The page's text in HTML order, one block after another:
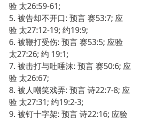
验 太26:59-61;
5. 被告却不开口: 预言 赛53:7; 应
验 太27:12-19; 约19:9;
6. 被鞭打受伤: 预言 赛53:5; 应验
太27:26; 约 19:1;
7. 被击打与吐唾沫: 预言 赛50:6; 应
验 太26:67;
8. 被人嘲笑戏弄: 预言 诗22:7-8; 应
验 太27:31; 约19:2-3;
9. 被钉十字架: 预言 诗22:16; 应验